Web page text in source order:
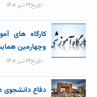
تاریخ۲۲ تیر ۱۴۰۱
کارگاه های
وچهارمین
تاریخ۲۲ تیر ۱۴۰۱
دفاع دانشجوی